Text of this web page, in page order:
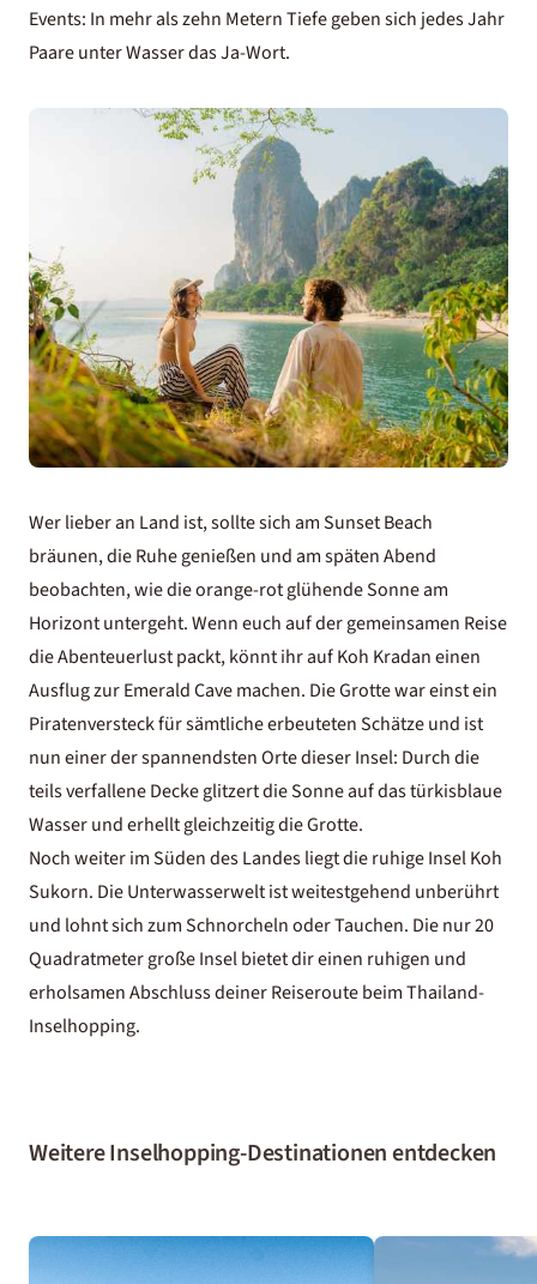
Events: In mehr als zehn Metern Tiefe geben sich jedes Jahr
Paare unter Wasser das Ja-Wort.
Wer lieber an Land ist, sollte sich am Sunset Beach
bräunen, die Ruhe genießen und am späten Abend
beobachten, wie die orange-rot glühende Sonne am
Horizont untergeht. Wenn euch auf der gemeinsamen Reise
die Abenteuerlust packt, könnt ihr auf Koh Kradan einen
Ausflug zur Emerald Cave machen. Die Grotte war einst ein
Piratenversteck für sämtliche erbeuteten Schätze und ist
nun einer der spannendsten Orte dieser Insel: Durch die
teils verfallene Decke glitzert die Sonne auf das türkisblaue
Wasser und erhellt gleichzeitig die Grotte.
Noch weiter im Süden des Landes liegt die ruhige Insel Koh
Sukorn. Die Unterwasserwelt ist weitestgehend unberührt
und lohnt sich zum Schnorcheln oder Tauchen. Die nur 20
Quadratmeter große Insel bietet dir einen ruhigen und
erholsamen Abschluss deiner Reiseroute beim Thailand-
Inselhopping.
Weitere Inselhopping-Destinationen entdecken